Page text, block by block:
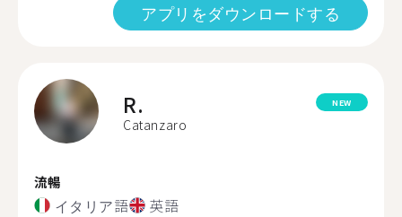
アプリをダウンロードする
R.
Catanzaro
NEW
流暢
イタリア語 英語